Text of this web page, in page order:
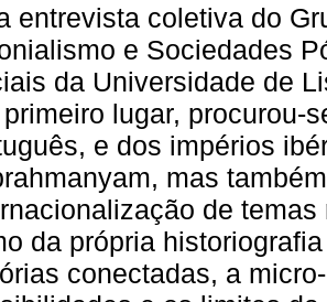
entrevista coletiva do
e Sociedades
da Universidade de
lugar, procurou-
e dos impérios
mas
de
da própria
conectadas, a